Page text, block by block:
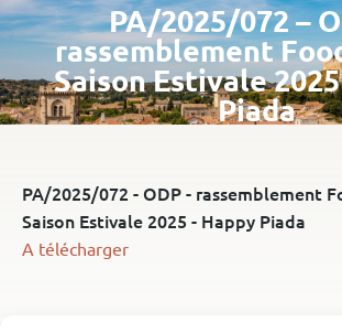
n
ci
a
l
PA/2025/072 –
rassemblement
Saison Estivale
Piada
PA/2025/072 - ODP - rassemblement
Saison Estivale 2025 - Happy Piada
A télécharger